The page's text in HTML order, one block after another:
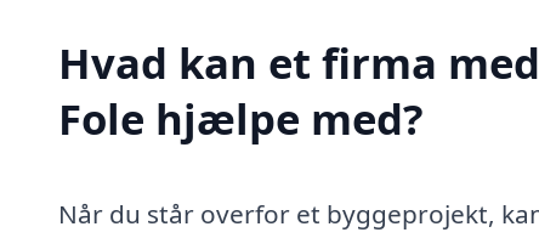
Hvad kan et firma
Fole hjælpe med?
Når du står overfor et byggeprojekt,